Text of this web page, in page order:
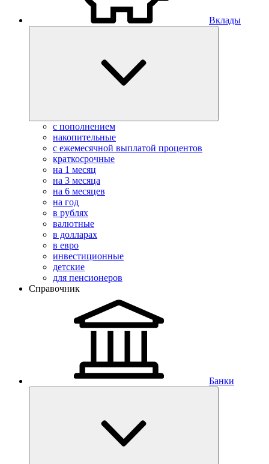
Вклады
с пополнением
накопительные
с ежемесячной выплатой процентов
краткосрочные
на 1 месяц
на 3 месяца
на 6 месяцев
на год
в рублях
валютные
в долларах
в евро
инвестиционные
детские
для пенсионеров
Справочник
Банки